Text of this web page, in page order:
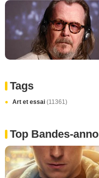
Tags
Art et essai (11361)
Top Bandes-